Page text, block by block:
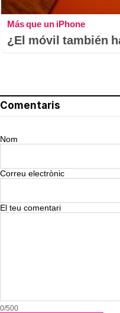
Más que un iPhone
¿El móvil también
Comentaris
Nom
Correu electrònic
El teu comentari
0/500